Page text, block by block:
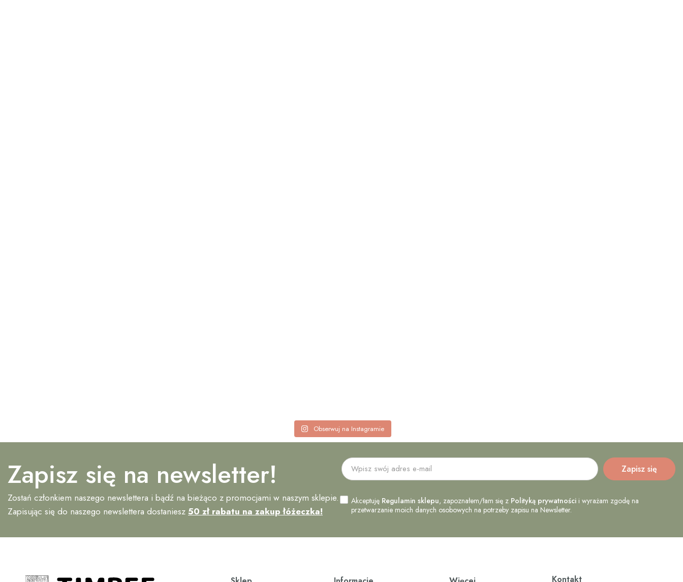
Obserwuj na Instagramie
Zapisz się na newsletter!
Zostań członkiem naszego newslettera i bądź na bieżąco z promocjami w naszym sklepie.
Zapisując się do naszego newslettera dostaniesz 50 zł rabatu na zakup łóżeczka!
Akceptuję Regulamin sklepu, zapoznałem/łam się z Polityką prywatnościi wyrażam zgodę na
przetwarzanie moich danych osobowych na potrzeby zapisu na Newsletter.
Kontakt